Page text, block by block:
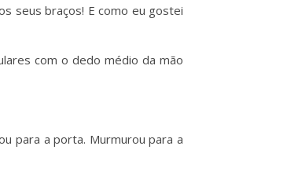
seus braços! E como eu gostei
com o dedo médio da mão
para a porta. Murmurou para a